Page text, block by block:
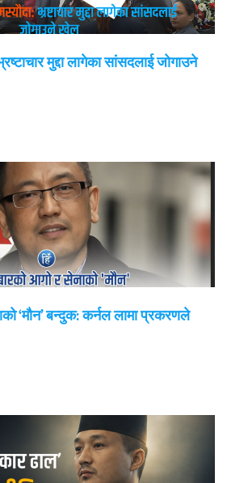
मुद्दा लागेका सांसदलाई जोगाउने
‘मौन’ बन्दुक: कर्नल लामा प्रकरणले